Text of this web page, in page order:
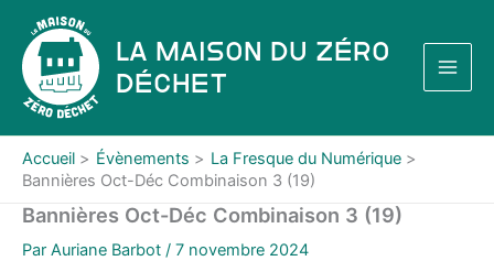
contenu
La Maison du Zéro
Déchet
Accueil Évènements
La Fresque du Numérique
Bannières Oct-Déc Combinaison 3 (19)
Bannières Oct-Déc Combinaison 3 (19)
Par Auriane Barbot / 7 novembre 2024